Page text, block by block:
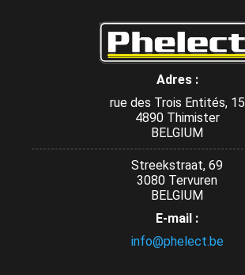
Adres :
rue des Trois Entités, 15
4890 Thimister
BELGIUM
Streekstraat, 69
3080 Tervuren
BELGIUM
E-mail :
info@phelect.be